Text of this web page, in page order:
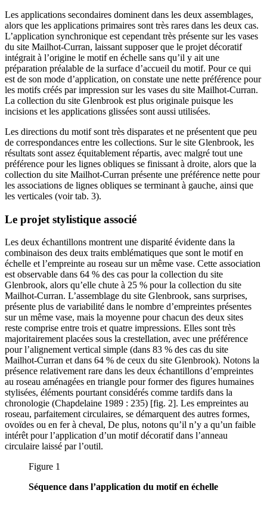
Les applications secondaires dominent dans les deux assemblages,
alors que les applications primaires sont très rares dans les deux cas.
L’application synchronique est cependant très présente sur les vases
du site Mailhot-Curran, laissant supposer que le projet décoratif
intégrait à l’origine le motif en échelle sans qu’il y ait une
préparation préalable de la surface d’accueil du motif. Pour ce qui
est de son mode d’application, on constate une nette préférence pour
les motifs créés par impression sur les vases du site Mailhot-Curran.
La collection du site Glenbrook est plus originale puisque les
incisions et les applications glissées sont aussi utilisées.
Les directions du motif sont très disparates et ne présentent que peu
de correspondances entre les collections. Sur le site Glenbrook, les
résultats sont assez équitablement répartis, avec malgré tout une
préférence pour les lignes obliques se finissant à droite, alors que la
collection du site Mailhot-Curran présente une préférence nette pour
les associations de lignes obliques se terminant à gauche, ainsi que
les verticales (voir tab. 3).
Le projet stylistique associé
Les deux échantillons montrent une disparité évidente dans la
combinaison des deux traits emblématiques que sont le motif en
échelle et l’empreinte au roseau sur un même vase. Cette association
est observable dans 64 % des cas pour la collection du site
Glenbrook, alors qu’elle chute à 25 % pour la collection du site
Mailhot-Curran. L’assemblage du site Glenbrook, sans surprises,
présente plus de variabilité dans le nombre d’empreintes présentes
sur un même vase, mais la moyenne pour chacun des deux sites
reste comprise entre trois et quatre impressions. Elles sont très
majoritairement placées sous la crestellation, avec une préférence
pour l’alignement vertical simple (dans 83 % des cas du site
Mailhot-Curran et dans 64 % de ceux du site Glenbrook). Notons la
présence relativement rare dans les deux échantillons d’empreintes
au roseau aménagées en triangle pour former des figures humaines
stylisées, éléments pourtant considérés comme tardifs dans la
chronologie (Chapdelaine 1989 : 235) [fig. 2]. Les empreintes au
roseau, parfaitement circulaires, se démarquent des autres formes,
ovoïdes ou en fer à cheval, De plus, notons qu’il n’y a qu’un faible
intérêt pour l’application d’un motif décoratif dans l’anneau
circulaire laissé par l’outil.
Figure 1
Séquence dans l’application du motif en échelle